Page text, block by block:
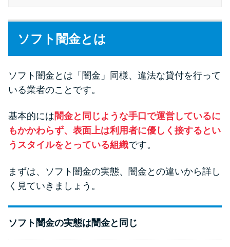
無利息期間を利用して利息0円で
種類・特徴別一覧
その他コラム
今月の家賃払えない…2ヵ月目に
は解決しないと危険な理由と対
処法3つ
たい…市役所に相談より賢い方
法2選
ソフト闇金とは
ソフト闇金とは「闇金」同様、違法な貸付を行って
いる業者のことです。
基本的には闇金と同じような手口で運営しているに
もかかわらず、表面上は利用者に優しく接するとい
うスタイルをとっている組織です。
まずは、ソフト闇金の実態、闇金との違いから詳し
く見ていきましょう。
ソフト闇金の実態は闇金と同じ